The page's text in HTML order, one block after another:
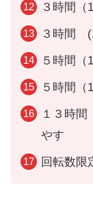
３時間
３時間
５時間
５時間
１３時
やす
回転数